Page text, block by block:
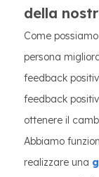
della
Come
persona
feedback
feedback
ottenere il
Abbiamo
realizzare una